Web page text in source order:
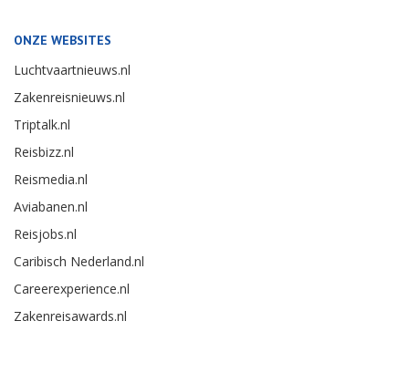
ONZE WEBSITES
Luchtvaartnieuws.nl
Zakenreisnieuws.nl
Triptalk.nl
Reisbizz.nl
Reismedia.nl
Aviabanen.nl
Reisjobs.nl
Caribisch Nederland.nl
Careerexperience.nl
Zakenreisawards.nl